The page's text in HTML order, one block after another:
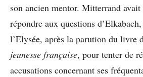
son ancien mentor. Mitterrand
répondre aux questions
l’Elysée, après la parution du livre
jeunesse française, pour tenter de
accusations concernant ses